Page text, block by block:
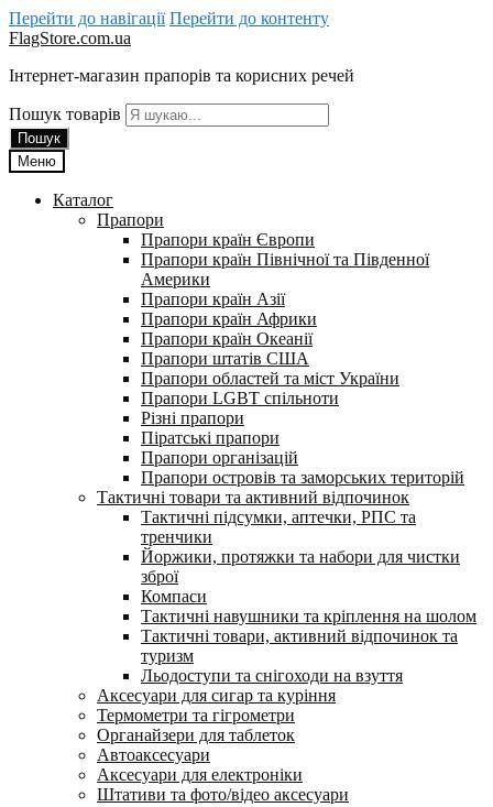
Перейти до навігації Перейти до контенту
FlagStore.com.ua
Інтернет-магазин прапорів та корисних речей
Пошук товарів
Пошук
Меню
Каталог
Прапори
Прапори країн Європи
Прапори країн Північної та Південної
Америки
Прапори країн Азії
Прапори країн Африки
Прапори країн Океанії
Прапори штатів США
Прапори областей та міст України
Прапори LGBT спільноти
Різні прапори
Піратські прапори
Прапори організацій
Прапори островів та заморських територій
Тактичні товари та активний відпочинок
Тактичні підсумки, аптечки, РПС та
тренчики
Йоржики, протяжки та набори для чистки
зброї
Компаси
Тактичні навушники та кріплення на шолом
Тактичні товари, активний відпочинок та
туризм
Льодоступи та снігоходи на взуття
Аксесуари для сигар та куріння
Термометри та гігрометри
Органайзери для таблеток
Автоаксесуари
Аксесуари для електроніки
Штативи та фото/відео аксесуари